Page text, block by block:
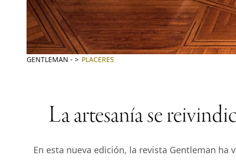
GENTLEMAN - PLACERES
La artesanía se
En esta nueva edición, la revista Gentleman